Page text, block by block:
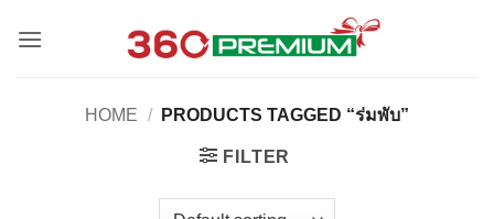
HOME / PRODUCTS TAGGED “ร่มพับ”
FILTER